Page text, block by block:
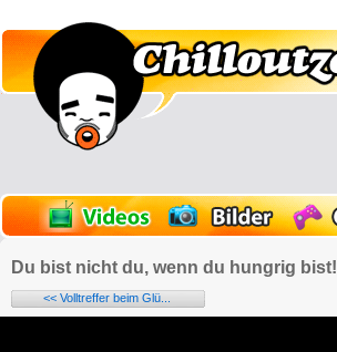
Du bist nicht du, wenn du hungrig bist!
<< Volltreffer beim Glü...